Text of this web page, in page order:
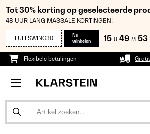
Tot 30% korting op geselecteerde
48 UUR LANG MASSALE KORTINGEN!
FULLSWING30
Nu
winkelen
15 U 49 M 53
Flexibele betalingen